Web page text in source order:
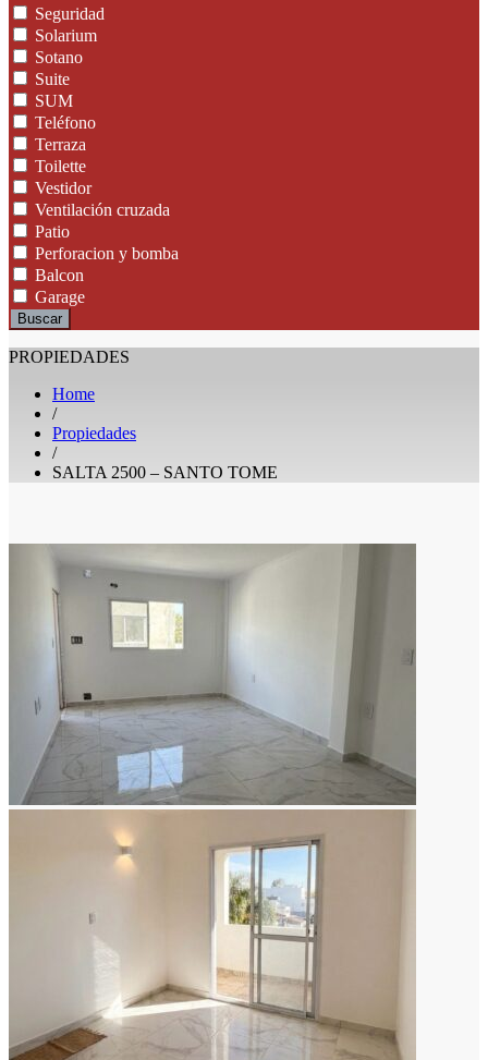
Seguridad
Solarium
Sotano
Suite
SUM
Teléfono
Terraza
Toilette
Vestidor
Ventilación cruzada
Patio
Perforacion y bomba
Balcon
Garage
Buscar
PROPIEDADES
Home
/
Propiedades
/
SALTA 2500 – SANTO TOME